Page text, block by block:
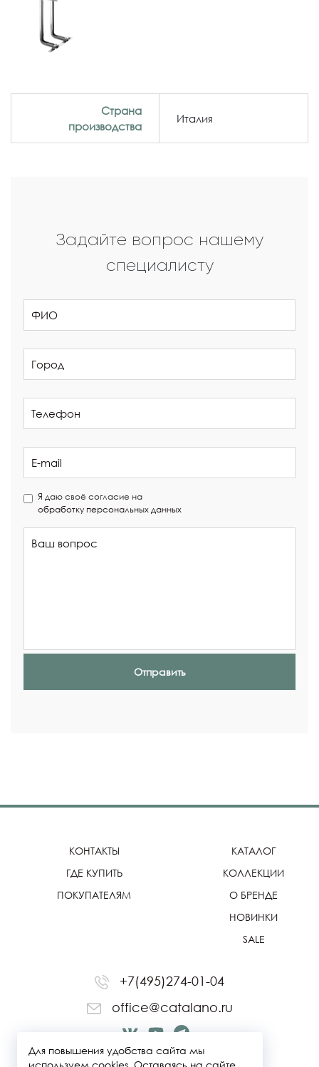
Страна
производства
Италия
Задайте вопрос нашему
специалисту
Я даю своё согласие на
обработку персональных данных
Отправить
КОНТАКТЫ
ГДЕ КУПИТЬ
ПОКУПАТЕЛЯМ
КАТАЛОГ
КОЛЛЕКЦИИ
О БРЕНДЕ
НОВИНКИ
SALE
+7(495)274-01-04
office@catalano.ru
Для повышения удобства сайта мы
используем cookies. Оставаясь на сайте,